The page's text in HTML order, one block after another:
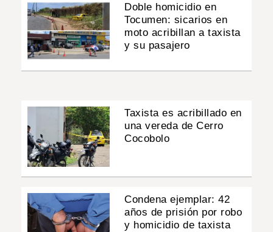
Doble homicidio en
Tocumen: sicarios en
moto acribillan a taxista
y su pasajero
Taxista es acribillado en
una vereda de Cerro
Cocobolo
Condena ejemplar: 42
años de prisión por robo
y homicidio de taxista